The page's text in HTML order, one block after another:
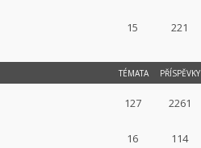
15 221
TÉMATA PŘÍSPĚVKY
127 2261
16 114